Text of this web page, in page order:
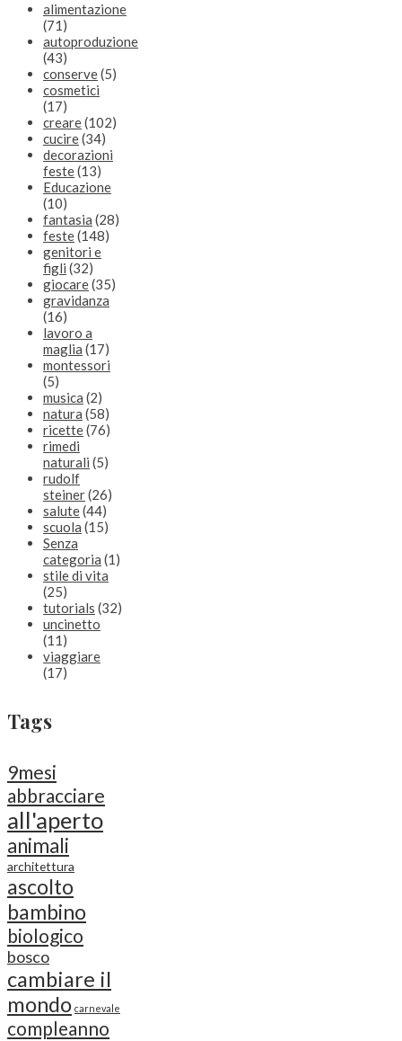
alimentazione
(71)
autoproduzione
(43)
conserve(5)
cosmetici
(17)
creare(102)
cucire(34)
decorazioni
feste(13)
Educazione
(10)
fantasia (28)
feste(148)
genitori e
figli (32)
giocare(35)
gravidanza
(16)
lavoro a
maglia (17)
montessori
(5)
musica (2)
natura (58)
ricette(76)
rimedi
naturali (5)
rudolf
steiner(26)
salute(44)
scuola (15)
Senza
categoria (1)
stile di vita
(25)
tutorials (32)
uncinetto
(11)
viaggiare
(17)
Tags
9mesi
abbracciare
all'aperto
animali
architettura
ascolto
bambino
biologico
bosco
cambiare il
mondo carnevale
compleanno